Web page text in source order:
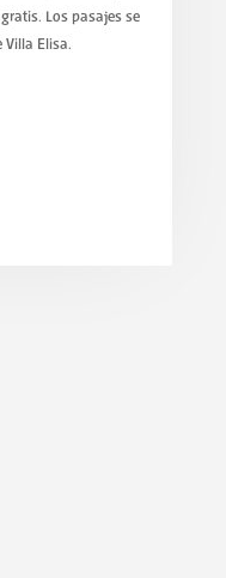
Los pasajes se
Villa Elisa.